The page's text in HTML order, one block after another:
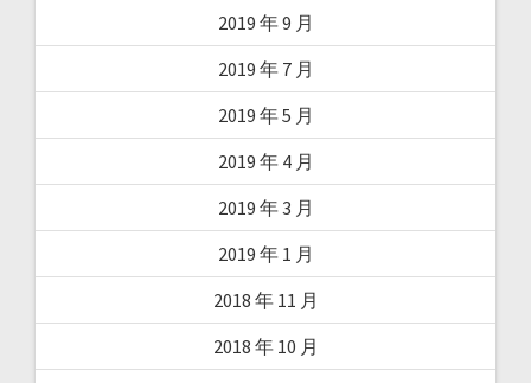
2019 年 9 月
2019 年 7 月
2019 年 5 月
2019 年 4 月
2019 年 3 月
2019 年 1 月
2018 年 11 月
2018 年 10 月